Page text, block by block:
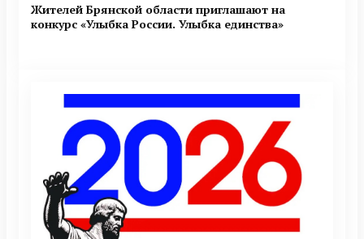
Жителей Брянской области приглашают на
конкурс «Улыбка России. Улыбка единства»